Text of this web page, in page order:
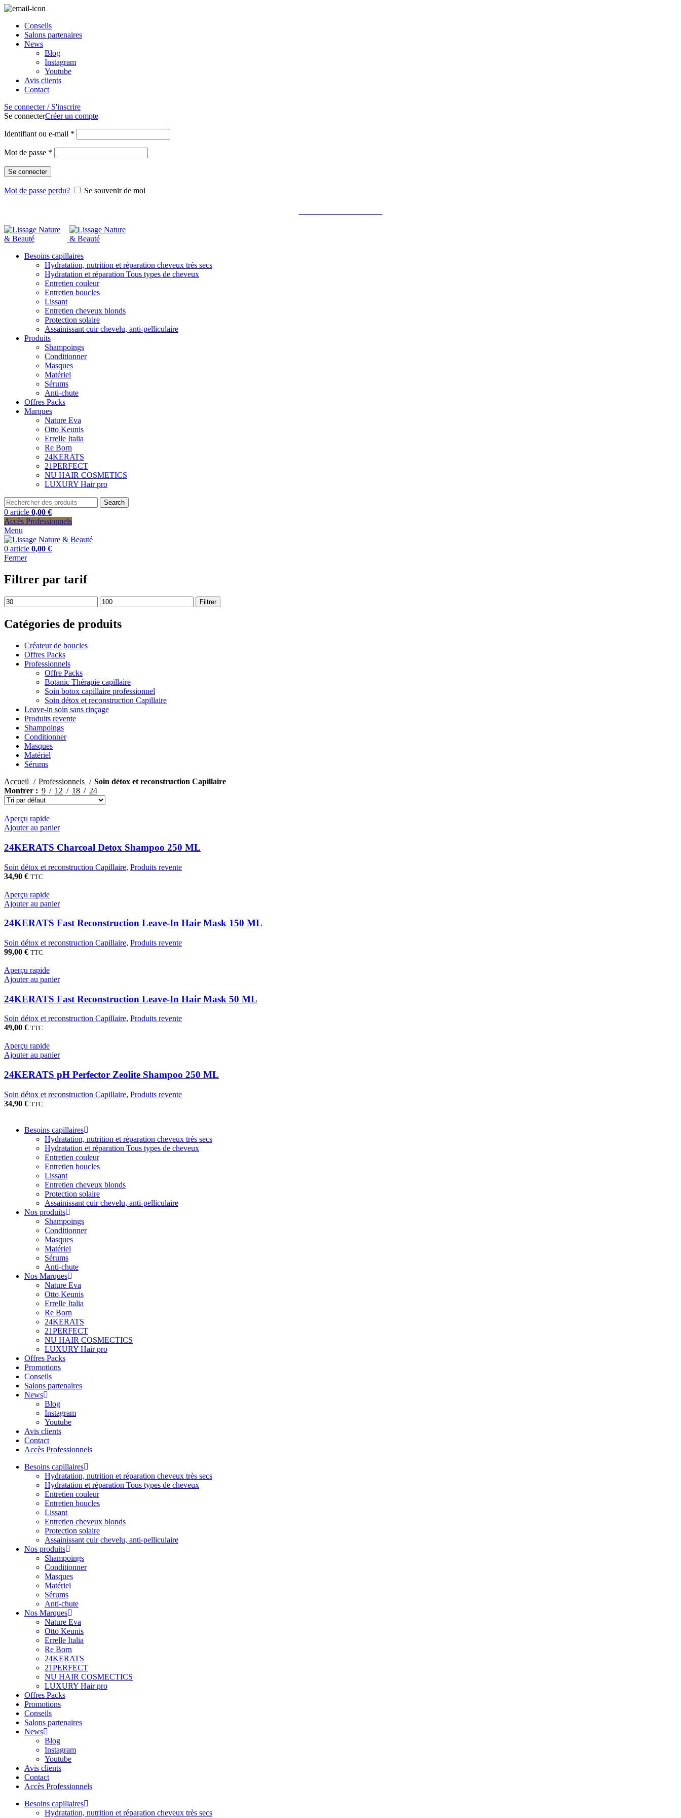
Conseils
Salons partenaires
News
Blog
Instagram
Youtube
Avis clients
Contact
Se connecter / S'inscrire
Se connecterCréer un compte
Identifiant ou e-mail *
Mot de passe *
Se connecter
Mot de passe perdu? Se souvenir de moi
Besoins capillaires
Hydratation, nutrition et réparation cheveux très secs
Hydratation et réparation Tous types de cheveux
Entretien couleur
Entretien boucles
Lissant
Entretien cheveux blonds
Protection solaire
Assainissant cuir chevelu, anti-pelliculaire
Produits
Shampoings
Conditionner
Masques
Matériel
Sérums
Anti-chute
Offres Packs
Marques
Nature Eva
Otto Keunis
Errelle Italia
Re Born
24KERATS
21PERFECT
NU HAIR COSMETICS
LUXURY Hair pro
Search
0 article 0,00 €
Accès Professionnels
Menu
0 article 0,00 €
Fermer
Filtrer par tarif
Prix
min
Prix
max
Filtrer
Catégories de produits
Créateur de boucles
Offres Packs
Professionnels
Offre Packs
Botanic Thérapie capillaire
Soin botox capillaire professionnel
Soin détox et reconstruction Capillaire
Leave-in soin sans rinçage
Produits revente
Shampoings
Conditionner
Masques
Matériel
Sérums
Accueil
Professionnels
Soin détox et reconstruction Capillaire
Montrer
9 12 18 24
Aperçu rapide
Ajouter au panier
24KERATS Charcoal Detox Shampoo 250 ML
Soin détox et reconstruction Capillaire, Produits revente
34,90 € TTC
Aperçu rapide
Ajouter au panier
24KERATS Fast Reconstruction Leave-In Hair Mask 150 ML
Soin détox et reconstruction Capillaire, Produits revente
99,00 € TTC
Aperçu rapide
Ajouter au panier
24KERATS Fast Reconstruction Leave-In Hair Mask 50 ML
Soin détox et reconstruction Capillaire, Produits revente
49,00 € TTC
Aperçu rapide
Ajouter au panier
24KERATS pH Perfector Zeolite Shampoo 250 ML
Soin détox et reconstruction Capillaire, Produits revente
34,90 € TTC
Besoins capillaires
Hydratation, nutrition et réparation cheveux très secs
Hydratation et réparation Tous types de cheveux
Entretien couleur
Entretien boucles
Lissant
Entretien cheveux blonds
Protection solaire
Assainissant cuir chevelu, anti-pelliculaire
Nos produits
Shampoings
Conditionner
Masques
Matériel
Sérums
Anti-chute
Nos Marques
Nature Eva
Otto Keunis
Errelle Italia
Re Born
24KERATS
21PERFECT
NU HAIR COSMECTICS
LUXURY Hair pro
Offres Packs
Promotions
Conseils
Salons partenaires
News
Blog
Instagram
Youtube
Avis clients
Contact
Accès Professionnels
Besoins capillaires
Hydratation, nutrition et réparation cheveux très secs
Hydratation et réparation Tous types de cheveux
Entretien couleur
Entretien boucles
Lissant
Entretien cheveux blonds
Protection solaire
Assainissant cuir chevelu, anti-pelliculaire
Nos produits
Shampoings
Conditionner
Masques
Matériel
Sérums
Anti-chute
Nos Marques
Nature Eva
Otto Keunis
Errelle Italia
Re Born
24KERATS
21PERFECT
NU HAIR COSMECTICS
LUXURY Hair pro
Offres Packs
Promotions
Conseils
Salons partenaires
News
Blog
Instagram
Youtube
Avis clients
Contact
Accès Professionnels
Besoins capillaires
Hydratation, nutrition et réparation cheveux très secs